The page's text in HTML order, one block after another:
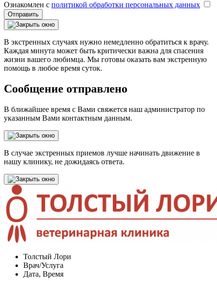
Ознакомлен с политикой обработки персональных данных
Отправить
В экстренных случаях нужно немедленно обратиться к врачу.
Каждая минута может быть критически важна для спасения
жизни вашего любимца. Мы готовы оказать вам экстренную
помощь в любое время суток.
Сообщение отправлено
В ближайшее время с Вами свяжется наш администратор по
указанным Вами контактным данным.
В случае экстренных приемов лучше начинать движение в
нашу клинику, не дожидаясь ответа.